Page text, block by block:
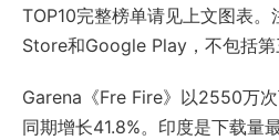
TOP10完整榜单请见上文图表
Store和Google Play，不包括第
Garena《Fre Fire》以2550万
同期增长41.8%。印度是下载量